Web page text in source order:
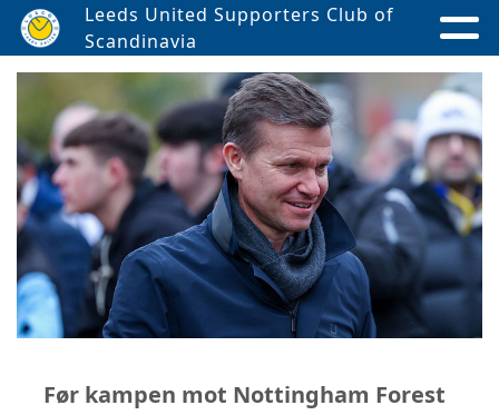
Leeds United Supporters Club of
Scandinavia
Før kampen mot Nottingham Forest